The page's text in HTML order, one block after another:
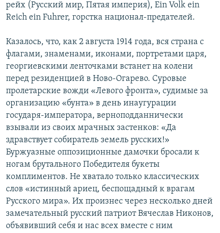
рейх (Русский мир, Пятая империя), Ein Volk ein
Reich ein Fuhrer, горстка национал-предателей.
Казалось, что, как 2 августа 1914 года, вся страна с
флагами, знаменами, иконами, портретами царя,
георгиевскими ленточками встанет на колени
перед резиденцией в Ново-Огарево. Суровые
пролетарские вожди «Левого фронта», судимые за
организацию «бунта» в день инаугурации
государя-императора, верноподданнически
взывали из своих мрачных застенков: «Да
здравствует собиратель земель русских!»
Буржуазные оппозиционные дамочки бросали к
ногам брутального Победителя букеты
комплиментов. Не хватало только классических
слов «истинный ариец, беспощадный к врагам
Русского мира». Их произнес через несколько дней
замечательный русский патриот Вячеслав Никонов,
объявивший себя и нас всех вместе с ним